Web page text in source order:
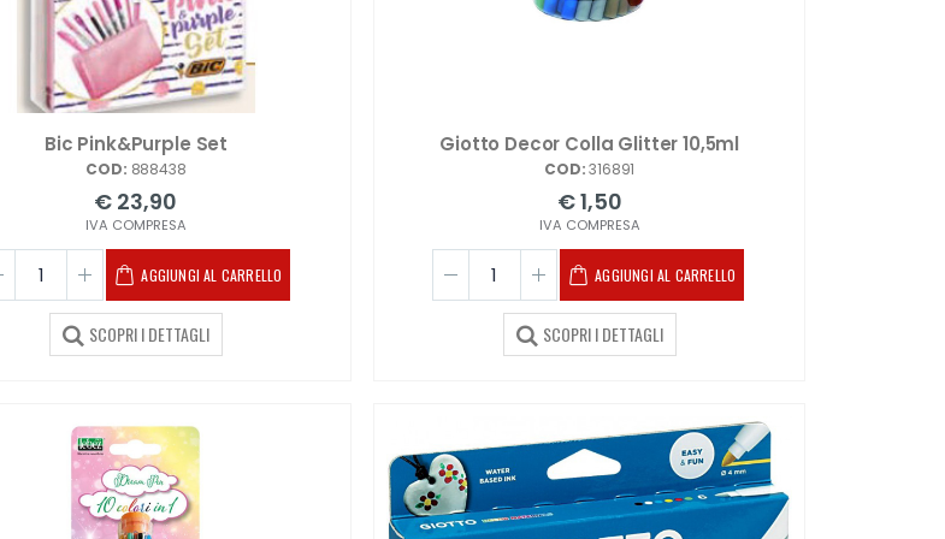
Bic Pink&Purple Set
COD: 888438
€ 23,90
IVA COMPRESA
AGGIUNGI AL CARRELLO
SCOPRI I DETTAGLI
Giotto Decor Colla Glitter 10,5ml
COD:316891
€ 1,50
IVA COMPRESA
AGGIUNGI AL CARRELLO
SCOPRI I DETTAGLI